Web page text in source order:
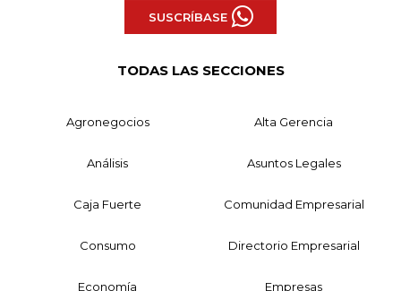
SUSCRÍBASE
TODAS LAS SECCIONES
Agronegocios Alta Gerencia
Análisis Asuntos Legales
Caja Fuerte Comunidad Empresarial
Consumo Directorio Empresarial
Economía Empresas